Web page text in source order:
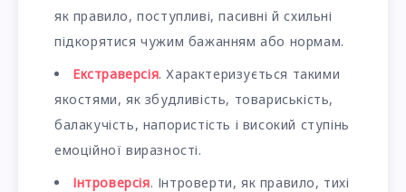
як правило, поступливі, пасивні й схильні
підкорятися чужим бажанням або нормам.
Екстраверсія. Характеризується такими
якостями, як збудливість, товариськість,
балакучість, напористість і високий ступінь
емоційної виразності.
Інтроверсія. Інтроверти, як правило, тихі